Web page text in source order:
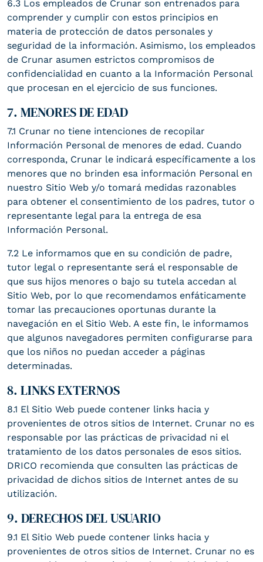
6.3 Los empleados de Crunar son entrenados para
comprender y cumplir con estos principios en
materia de protección de datos personales y
seguridad de la información. Asimismo, los empleados
de Crunar asumen estrictos compromisos de
confidencialidad en cuanto a la Información Personal
que procesan en el ejercicio de sus funciones.
7. MENORES DE EDAD
7.1 Crunar no tiene intenciones de recopilar
Información Personal de menores de edad. Cuando
corresponda, Crunar le indicará específicamente a los
menores que no brinden esa información Personal en
nuestro Sitio Web y/o tomará medidas razonables
para obtener el consentimiento de los padres, tutor o
representante legal para la entrega de esa
Información Personal.
7.2 Le informamos que en su condición de padre,
tutor legal o representante será el responsable de
que sus hijos menores o bajo su tutela accedan al
Sitio Web, por lo que recomendamos enfáticamente
tomar las precauciones oportunas durante la
navegación en el Sitio Web. A este fin, le informamos
que algunos navegadores permiten configurarse para
que los niños no puedan acceder a páginas
determinadas.
8. LINKS EXTERNOS
8.1 El Sitio Web puede contener links hacia y
provenientes de otros sitios de Internet. Crunar no es
responsable por las prácticas de privacidad ni el
tratamiento de los datos personales de esos sitios.
DRICO recomienda que consulten las prácticas de
privacidad de dichos sitios de Internet antes de su
utilización.
9. DERECHOS DEL USUARIO
9.1 El Sitio Web puede contener links hacia y
provenientes de otros sitios de Internet. Crunar no es